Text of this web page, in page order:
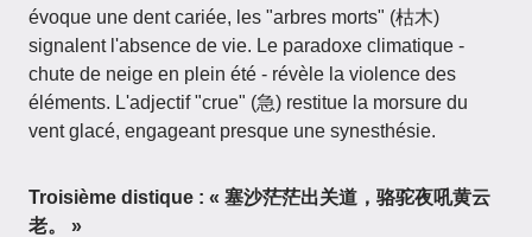
évoque une dent cariée, les "arbres morts" (枯木)
signalent l'absence de vie. Le paradoxe climatique -
chute de neige en plein été - révèle la violence des
éléments. L'adjectif "crue" (急) restitue la morsure du
vent glacé, engageant presque une synesthésie.
Troisième distique : « 塞沙茫茫出关道，骆驼夜吼黄云
老。 »